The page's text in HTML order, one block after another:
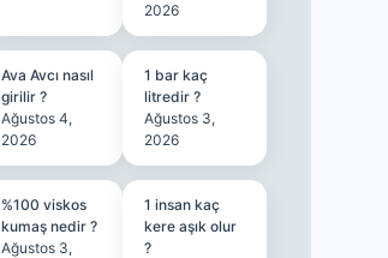
2026
Ava Avcı nasıl
girilir ?
Ağustos 4,
2026
1 bar kaç
litredir ?
Ağustos 3,
2026
%100 viskos
kumaş nedir ?
Ağustos 3,
1 insan kaç
kere aşık olur
?